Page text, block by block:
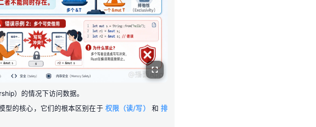
）的情况下访问数据。
型的核心，它们的根本区别在于 权限（读/写） 和排